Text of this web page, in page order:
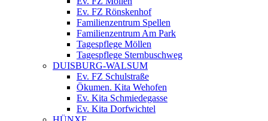
Ev. FZ Rönskenhof
Familienzentrum Spellen
Familienzentrum Am Park
Tagespflege Möllen
Tagespflege Sternbuschweg
DUISBURG-WALSUM
Ev. FZ Schulstraße
Ökumen. Kita Wehofen
Ev. Kita Schmiedegasse
Ev. Kita Dorfwichtel